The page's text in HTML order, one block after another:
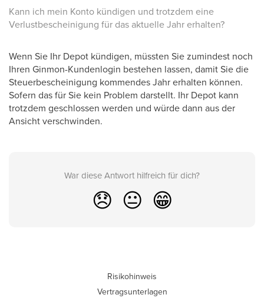
Kann ich mein Konto kündigen und trotzdem eine
Verlustbescheinigung für das aktuelle Jahr erhalten?
Wenn Sie Ihr Depot kündigen, müssten Sie zumindest noch
Ihren Ginmon-Kundenlogin bestehen lassen, damit Sie die
Steuerbescheinigung kommendes Jahr erhalten können.
Sofern das für Sie kein Problem darstellt. Ihr Depot kann
trotzdem geschlossen werden und würde dann aus der
Ansicht verschwinden.
War diese Antwort hilfreich für dich?
😞 😐 😁
Risikohinweis
Vertragsunterlagen